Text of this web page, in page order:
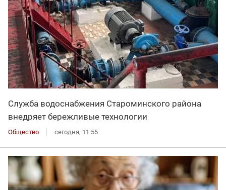
Служба водоснабжения Староминского района
внедряет бережливые технологии
Общество сегодня, 11:55